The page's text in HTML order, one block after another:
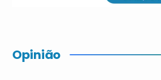
Opinião